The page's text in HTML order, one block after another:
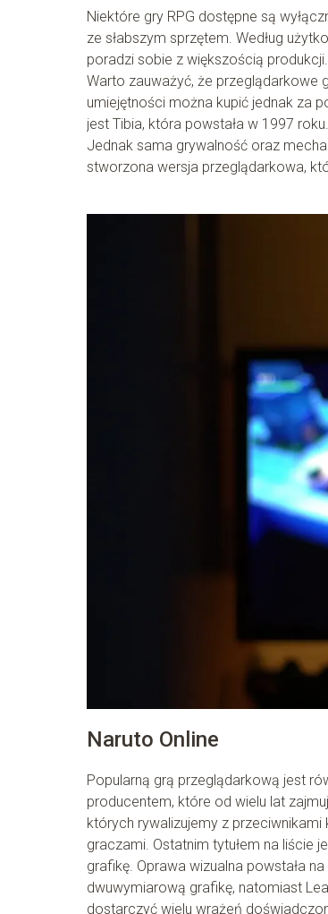
Niektóre gry RPG dostępne są
ze słabszym sprzętem. Według
poradzi sobie z większością
Warto zauważyć, że przeglądarkowe
umiejętności można kupić jednak za
jest Tibia, która powstała w 1997
Jednak sama grywalność oraz
stworzona wersja przeglądarkowa,
Naruto Online
Popularną grą przeglądarkową jest
producentem, które od wielu lat
których rywalizujemy z
graczami. Ostatnim tytułem na liście
grafikę. Oprawa wizualna powstała
dwuwymiarową grafikę, natomiast
dostarczyć wielu wrażeń